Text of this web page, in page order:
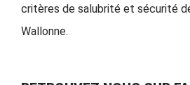
critères de salubrité et sécurité
Wallonne.